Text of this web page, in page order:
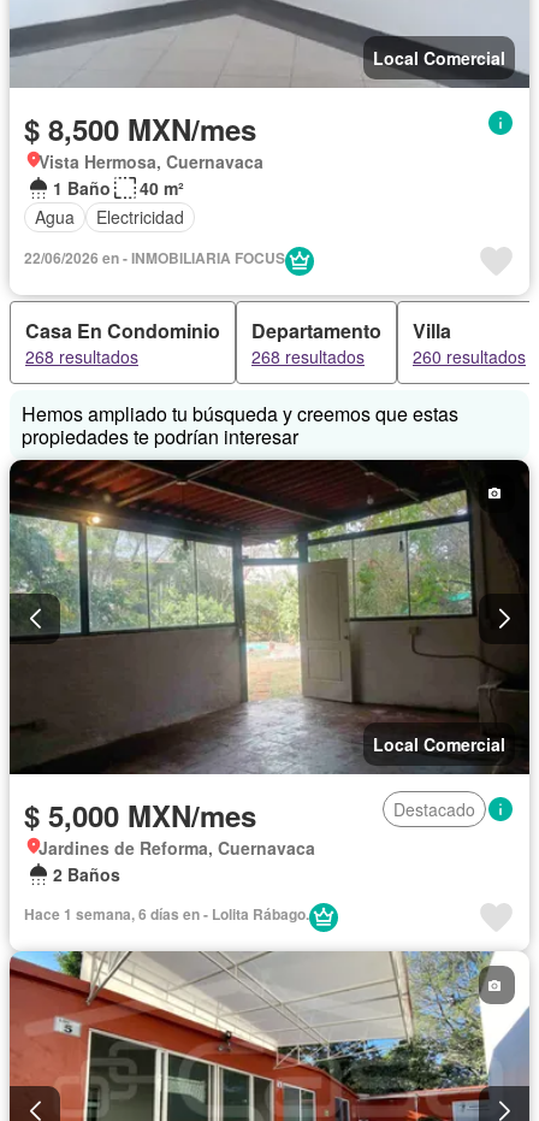
Local Comercial
$ 8,500 MXN/mes
Vista Hermosa, Cuernavaca
1 Baño
40 m²
Agua
Electricidad
22/06/2026 en - INMOBILIARIA FOCUS
Casa En Condominio
268 resultados
Departamento
268 resultados
Villa
260 resultados
Hemos ampliado tu búsqueda y creemos que estas
propiedades te podrían interesar
Local Comercial
$ 5,000 MXN/mes
Destacado
Jardines de Reforma, Cuernavaca
2 Baños
Hace 1 semana, 6 días en - Lolita Rábago.